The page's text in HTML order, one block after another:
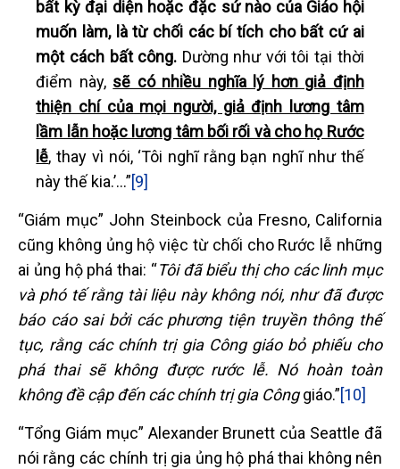
bất kỳ đại diện hoặc đặc sứ nào của Giáo hội
muốn làm, là từ chối các bí tích cho bất cứ ai
một cách bất công. Dường như với tôi tại thời
điểm này, sẽ có nhiều nghĩa lý hơn giả định
thiện chí của mọi người, giả định lương tâm
lầm lẫn hoặc lương tâm bối rối và cho họ Rước
lễ, thay vì nói, ‘Tôi nghĩ rằng bạn nghĩ như thế
này thế kia.’…”[9]
“Giám mục” John Steinbock của Fresno, California
cũng không ủng hộ việc từ chối cho Rước lễ những
ai ủng hộ phá thai: “Tôi đã biểu thị cho các linh mục
và phó tế rằng tài liệu này không nói, như đã được
báo cáo sai bởi các phương tiện truyền thông thế
tục, rằng các chính trị gia Công giáo bỏ phiếu cho
phá thai sẽ không được rước lễ. Nó hoàn toàn
không đề cập đến các chính trị gia Cônggiáo.”[10]
“Tổng Giám mục” Alexander Brunett của Seattle đã
nói rằng các chính trị gia ủng hộ phá thai không nên